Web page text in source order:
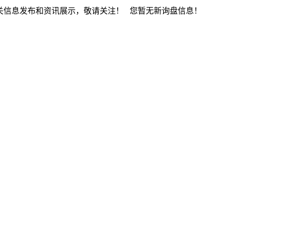
信息发布和资讯展示，敬请关注！ 您暂无新询盘信息！